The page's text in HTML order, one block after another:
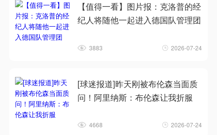
【值得一看】图片报：克洛普的经
纪人将随他一起进入德国队管理团
3883 2026-07-24
[球迷报道]昨天刚被布伦森当面质
问！阿里纳斯：布伦森让我折服
4668 2026-07-24